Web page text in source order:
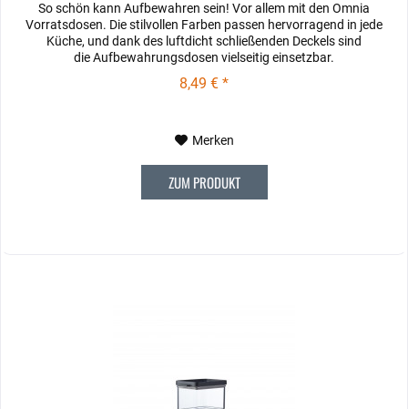
So schön kann Aufbewahren sein! Vor allem mit den Omnia
Vorratsdosen. Die stilvollen Farben passen hervorragend in jede
Küche, und dank des luftdicht schließenden Deckels sind
die Aufbewahrungsdosen vielseitig einsetzbar.
8,49 € *
Merken
ZUM PRODUKT